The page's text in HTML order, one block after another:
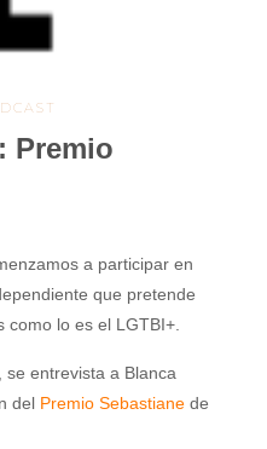
Premio
a participar en
que pretende
como lo es el LGTBI+.
entrevista a Blanca
del Premio Sebastiane de